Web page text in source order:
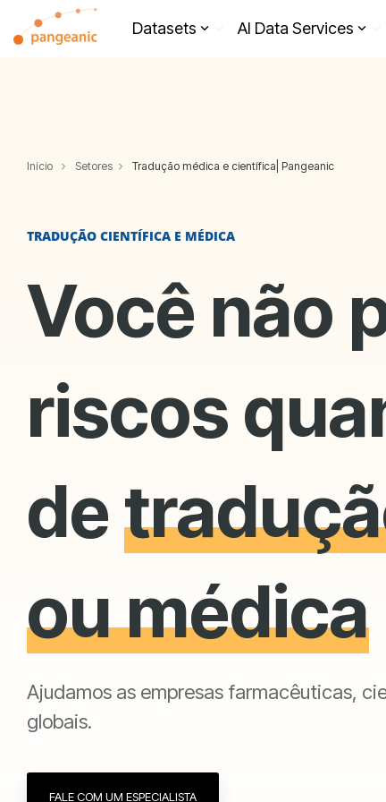
the
Datasets AI Data Services
Início Setores Tradução médica e científica| Pangeanic
TRADUÇÃO CIENTÍFICA E MÉDICA
Você não
riscos
de
ou médica
Ajudamos as empresas farmacêuticas,
globais.
FALE COM UM ESPECIALISTA